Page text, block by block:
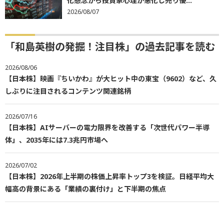
2026/08/07
「和島英樹の発掘！注目株」の過去記事を読む
2026/08/06
【日本株】映画『ちいかわ』が大ヒット中の東宝（9602）など、久
しぶりに注目されるコンテンツ関連銘柄
2026/07/16
【日本株】AIサーバーの電力限界を改善する「次世代パワー半導
体」、2035年には7.3兆円市場へ
2026/07/02
【日本株】2026年上半期の株価上昇率トップ3を検証。日経平均大
幅高の背景にある「業績の裏付け」と下半期の焦点